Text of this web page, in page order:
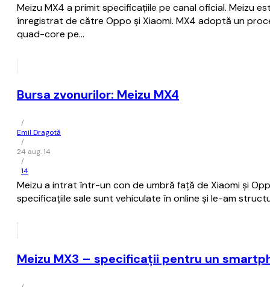
Meizu MX4 a primit specificațiile pe canal oficial. Meizu
înregistrat de către Oppo și Xiaomi. MX4 adoptă un
quad-core pe…
Bursa zvonurilor: Meizu MX4
/
Emil Dragotă
/
24 aug. 14
/
14
Meizu a intrat într-un con de umbră față de Xiaomi și
specificațiile sale sunt vehiculate în online și le-am
Meizu MX3 – specificații pentru un